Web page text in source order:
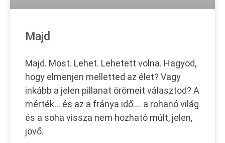
Majd
Majd. Most. Lehet. Lehetett volna. Hagyod,
hogy elmenjen melletted az élet? Vagy
inkább a jelen pillanat örömeit választod? A
mérték… és az a fránya idő…. a rohanó világ
és a soha vissza nem hozható múlt, jelen,
jövő.